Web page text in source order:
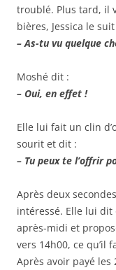
troublé. Plus tard, il
bières, Jessica le
– As-tu vu quelque
Moshé dit :
– Oui, en effet !
Elle lui fait un clin
sourit et dit :
– Tu peux te l’offrir
Après deux
intéressé. Elle lui
après-midi et
vers 14h00, ce qu’il
Après avoir payé